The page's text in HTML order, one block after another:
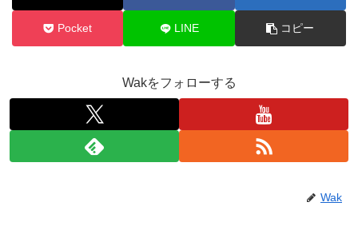
Pocket LINE コピー
Wakをフォローする
Wak